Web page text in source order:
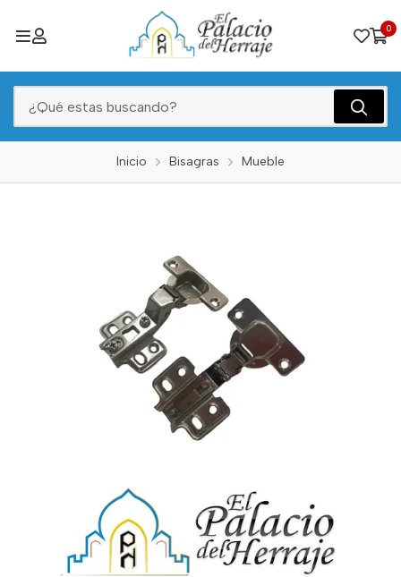
0
Inicio Bisagras Mueble